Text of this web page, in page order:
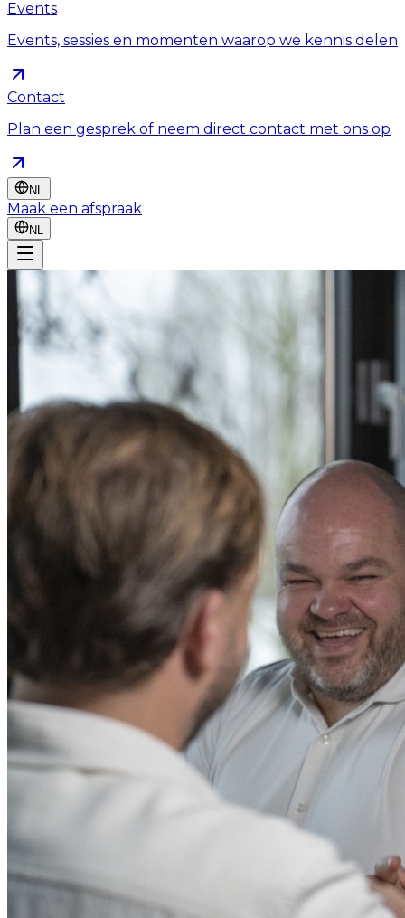
Events
Events, sessies en momenten waarop we kennis delen
Contact
Plan een gesprek of neem direct contact met ons op
NL
Maak een afspraak
NL